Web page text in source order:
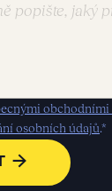
osobních údajů.*